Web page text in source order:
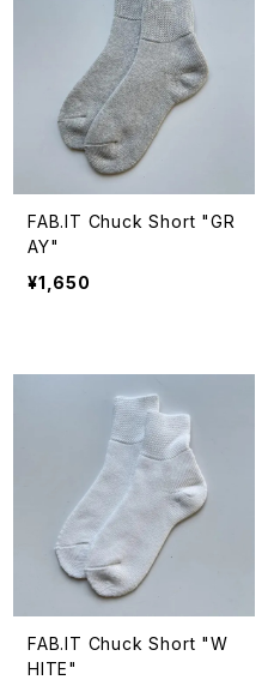
FAB.IT Chuck Short "GR
AY"
¥1,650
FAB.IT Chuck Short "W
HITE"